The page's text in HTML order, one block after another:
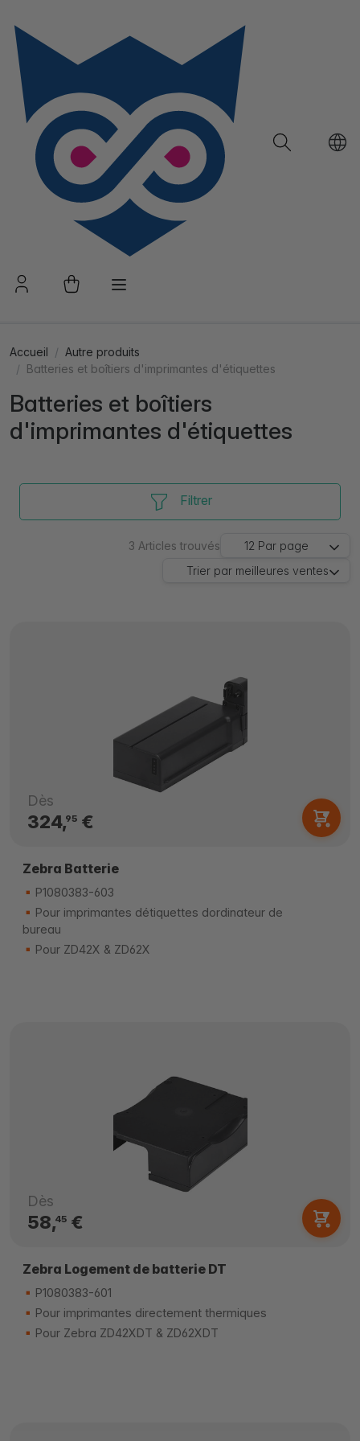
Accueil
Autre produits
Batteries et boîtiers d'imprimantes d'étiquettes
Batteries et boîtiers
d'imprimantes d'étiquettes
Filtrer
3 Articles trouvés 12 Par page
Trier par meilleures ventes
Dès
324,95€
Zebra Batterie
P1080383-603
Pour imprimantes détiquettes dordinateur de
bureau
Pour ZD42X & ZD62X
Dès
58,45€
Zebra Logement de batterie DT
P1080383-601
Pour imprimantes directement thermiques
Pour Zebra ZD42XDT & ZD62XDT